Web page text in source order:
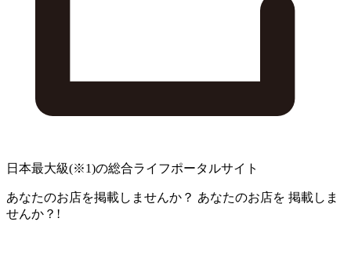
日本最大級(※1)の総合ライフポータルサイト
あなたのお店を掲載しませんか？ あなたのお店を 掲載しま
せんか？!